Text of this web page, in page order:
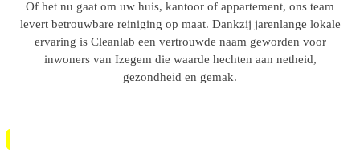
deze volledig.
Met behulp van milieuvriendelijke oplossingen en moderne
stoomextractietechnologie verwijderen we vlekken, huisstofmijt